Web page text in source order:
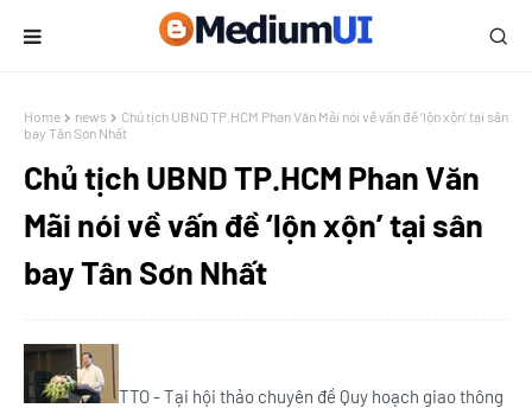
Home news
Chủ tịch UBND TP.HCM Phan Văn Mãi nói về vấn đề ‘lộn xộn’ tại sân
bay Tân Sơn Nhất
Chủ tịch UBND TP.HCM Phan Văn
Mãi nói về vấn đề ‘lộn xộn’ tại sân
bay Tân Sơn Nhất
TTO - Tại hội thảo chuyên đề Quy hoạch giao thông